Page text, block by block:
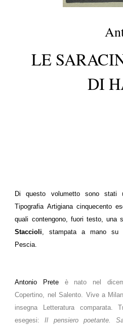
LE
DI
Di questo volumetto sono stati
Tipografia Artigiana cinquecento
quali contengono, fuori testo, una
Staccioli , stampata a mano su
Pescia.
Antonio Prete è nato nel
Copertino, nel Salento. Vive a
insegna Letteratura
esegesi:Il pensiero poetante.